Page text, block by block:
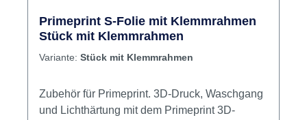
Primeprint S-Folie mit Klemmrahmen
Stück mit Klemmrahmen
Variante: Stück mit Klemmrahmen
Zubehör für Primeprint. 3D-Druck, Waschgang
und Lichthärtung mit dem Primeprint 3D-